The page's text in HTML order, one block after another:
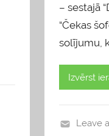
– sestajā
“Čekas
solījumu,
Izvērst
Leave